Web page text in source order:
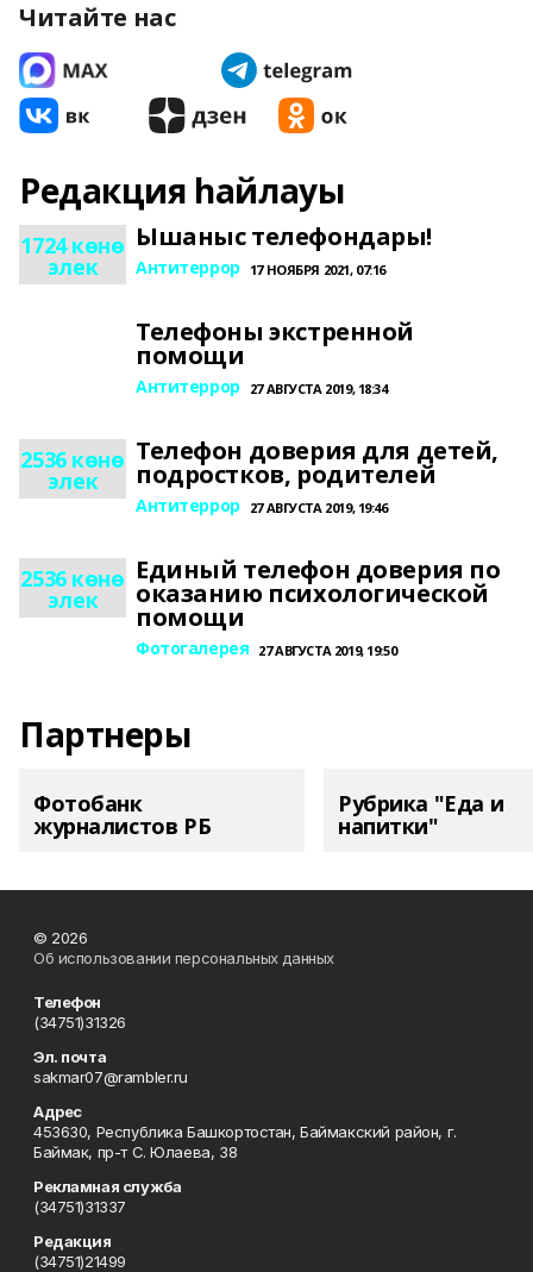
Читайте нас
Редакция һайлауы
1724 көнө
элек
Ышаныс телефондары!
Антитеррор 17 НОЯБРЯ 2021, 07:16
Телефоны экстренной
помощи
Антитеррор 27 АВГУСТА 2019, 18:34
2536 көнө
элек
Телефон доверия для детей,
подростков, родителей
Антитеррор 27 АВГУСТА 2019, 19:46
2536 көнө
элек
Единый телефон доверия по
оказанию психологической
помощи
Фотогалерея 27 АВГУСТА 2019, 19:50
Партнеры
Фотобанк
журналистов РБ
Рубрика "Еда и
напитки"
© 2026
Об использовании персональных данных
Телефон
(34751)31326
Эл. почта
sakmar07@rambler.ru
Адрес
453630, Республика Башкортостан, Баймакский район, г.
Баймак, пр-т С. Юлаева, 38
Рекламная служба
(34751)31337
Редакция
(34751)21499